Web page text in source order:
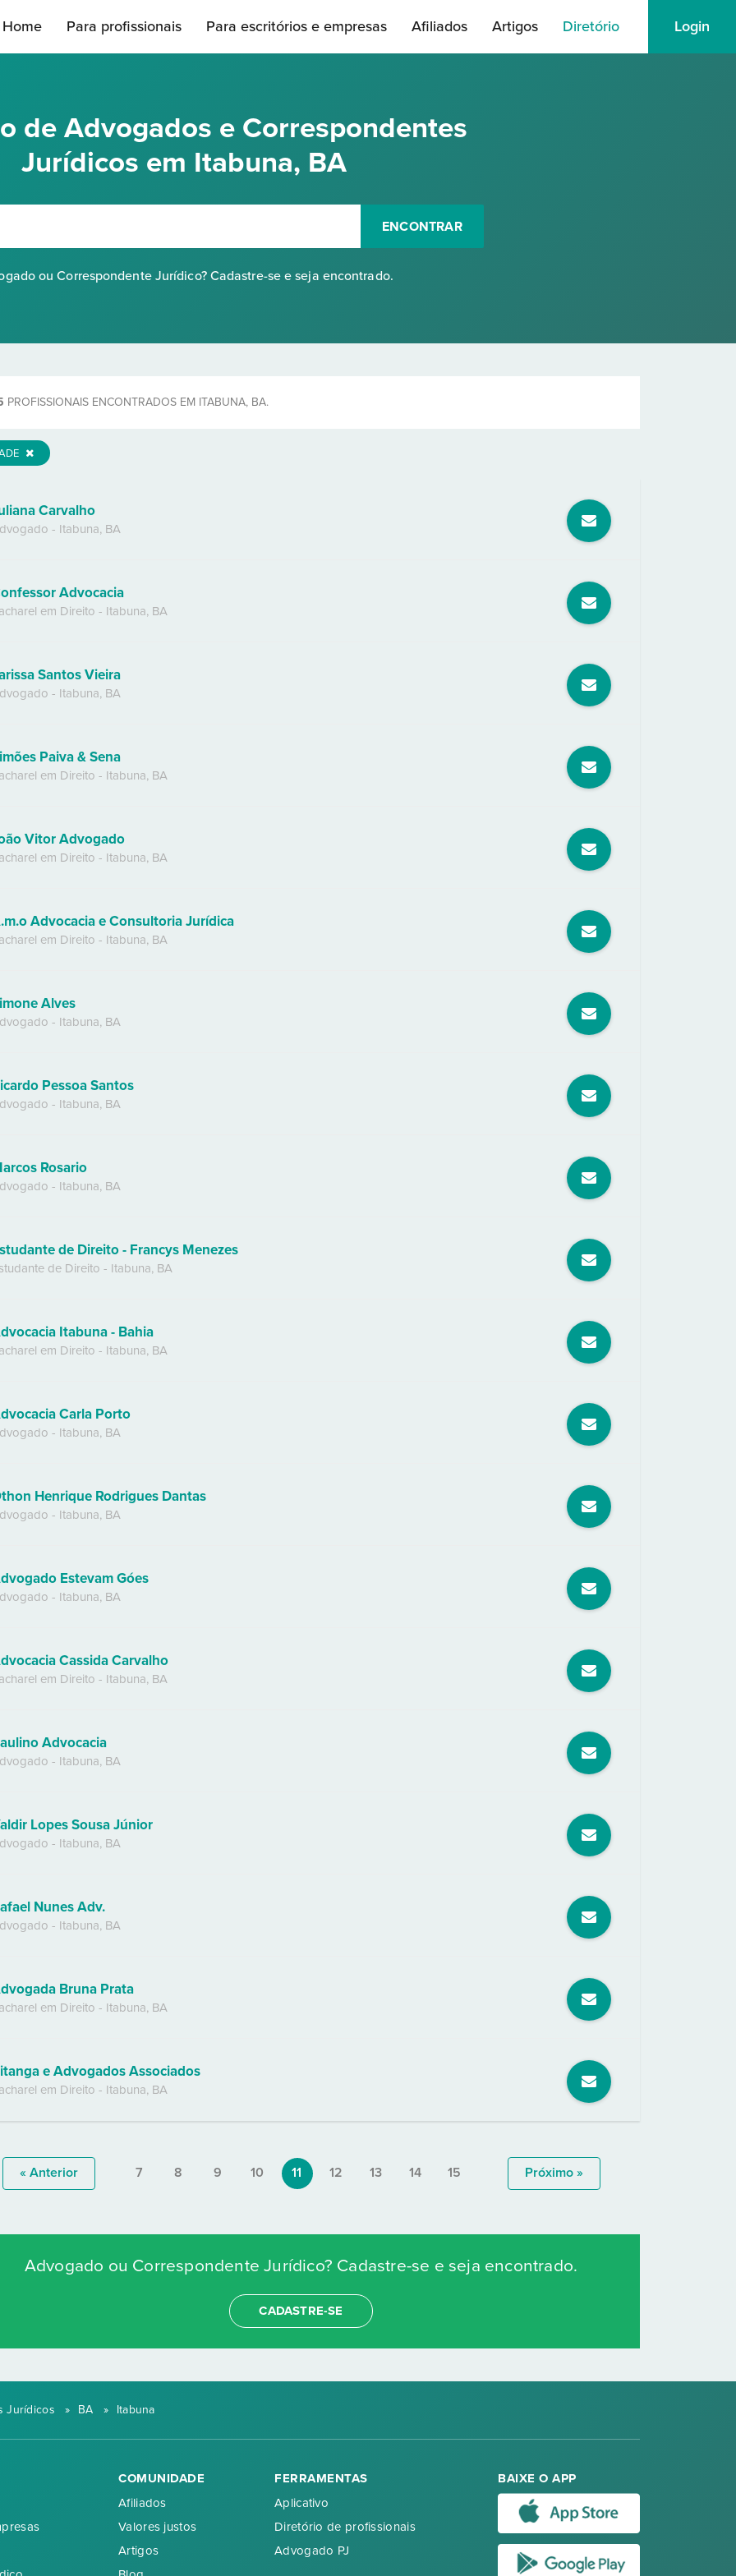
Home Para profissionais Para escritórios e empresas Afiliados Artigos Diretório Login
de Advogados e Correspondentes
Jurídicos em Itabuna, BA
ENCONTRAR
ou Correspondente Jurídico? Cadastre-se e seja encontrado.
PROFISSIONAIS ENCONTRADOS EM ITABUNA, BA.
Carvalho
- Itabuna, BA
Advocacia
em Direito - Itabuna, BA
Santos Vieira
- Itabuna, BA
Paiva & Sena
em Direito - Itabuna, BA
Vitor Advogado
em Direito - Itabuna, BA
Advocacia e Consultoria Jurídica
em Direito - Itabuna, BA
Alves
- Itabuna, BA
Pessoa Santos
- Itabuna, BA
Rosario
- Itabuna, BA
de Direito - Francys Menezes
de Direito - Itabuna, BA
Itabuna - Bahia
em Direito - Itabuna, BA
Carla Porto
- Itabuna, BA
Henrique Rodrigues Dantas
- Itabuna, BA
Estevam Góes
- Itabuna, BA
Cassida Carvalho
em Direito - Itabuna, BA
Advocacia
- Itabuna, BA
Lopes Sousa Júnior
- Itabuna, BA
Nunes Adv.
- Itabuna, BA
Bruna Prata
em Direito - Itabuna, BA
e Advogados Associados
em Direito - Itabuna, BA
« Anterior 7 8 9 10 11 12 13 14 15 Próximo »
Advogado ou Correspondente Jurídico? Cadastre-se e seja encontrado.
CADASTRE-SE
Jurídicos » BA » Itabuna
COMUNIDADE
Afiliados
Valores justos
Artigos
FERRAMENTAS
Aplicativo
Diretório de profissionais
Advogado PJ
BAIXE O APP